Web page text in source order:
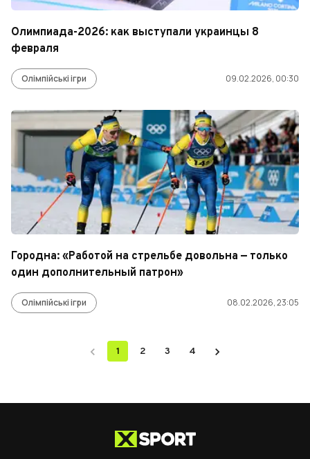
Олимпиада-2026: как выступали украинцы 8
февраля
Олімпійські ігри 09.02.2026, 00:30
Городна: «Работой на стрельбе довольна — только
один дополнительный патрон»
Олімпійські ігри 08.02.2026, 23:05
1 2 3 4